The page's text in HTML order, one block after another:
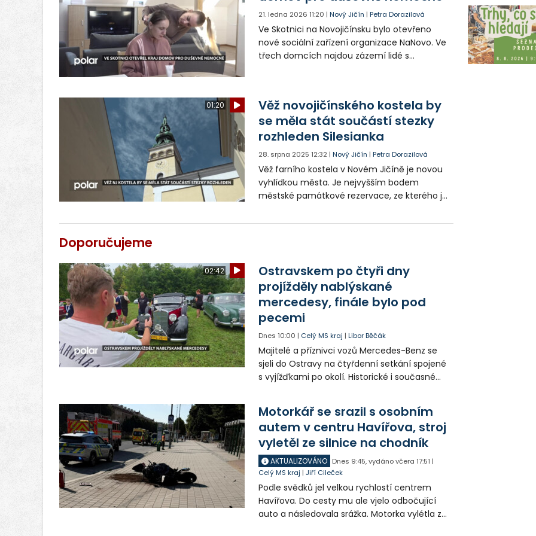
21. ledna 2026 11:20 |Nový Jičín |Petra Dorazilová
Ve Skotnici na Novojičínsku bylo otevřeno
nové sociální zařízení organizace NaNovo. Ve
třech domcích najdou zázemí lidé s
01:20
Věž novojičínského kostela by
se měla stát součástí stezky
rozhleden Silesianka
28. srpna 2025 12:32 |Nový Jičín |Petra Dorazilová
Věž farního kostela v Novém Jičíně je novou
vyhlídkou města. Je nejvyšším bodem
městské památkové rezervace, ze kterého je
Veřejnosti bude zpřístupněna na zářijové
Doporučujeme
02:42
Ostravskem po čtyři dny
projížděly nablýskané
mercedesy, finále bylo pod
pecemi
Dnes 10:00 | Celý MS kraj |Libor Běčák
Majitelé a příznivci vozů Mercedes-Benz se
sjeli do Ostravy na čtyřdenní setkání spojené
s vyjížďkami po okolí. Historické i současné
Motorkář se srazil s osobním
autem v centru Havířova, stroj
vyletěl ze silnice na chodník
AKTUALIZOVÁNO Dnes 9:45,vydáno včera 17:51 |
Celý MS kraj |Jiří Cileček
Podle svědků jel velkou rychlostí centrem
Havířova. Do cesty mu ale vjelo odbočující
auto a následovala srážka. Motorka vylétla ze